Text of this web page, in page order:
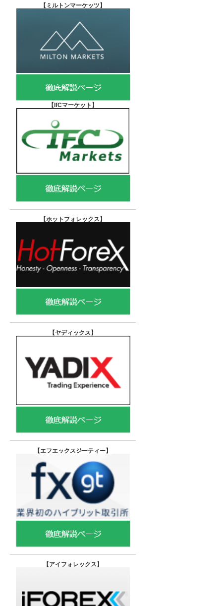
【 ミルトンマーケッツ】
【IfCマーケット 】
【ホットフォレックス】
【ヤディックス】
【エフエックスジーティー】
【アイフォレックス】